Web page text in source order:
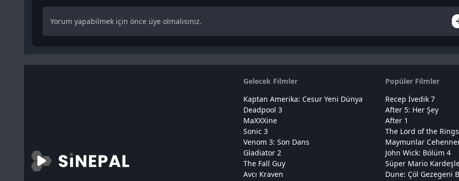
Yorum yapabilmek için önce üye olmalısınız.
Gelecek Filmler
Kaptan Amerika: Cesur Yeni Dünya
Deadpool 3
MaXXXine
Sonic 3
Venom 3: Son Dans
Gladiator 2
The Fall Guy
Avcı Kraven
Popüler Filmler
Recep İvedik 7
After 5: Her Şey
After 1
The Lord of the Rings
Maymunlar
John Wick: Bölüm 4
Süper Mario
Dune: Çöl Gezegeni